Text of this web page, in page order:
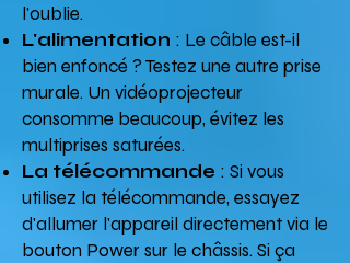
l'oublie.
L'alimentation : Le câble est-il
bien enfoncé ? Testez une autre prise
murale. Un vidéoprojecteur
consomme beaucoup, évitez les
multiprises saturées.
La télécommande : Si vous
utilisez la télécommande, essayez
d'allumer l'appareil directement via le
bouton Power sur le châssis. Si ça